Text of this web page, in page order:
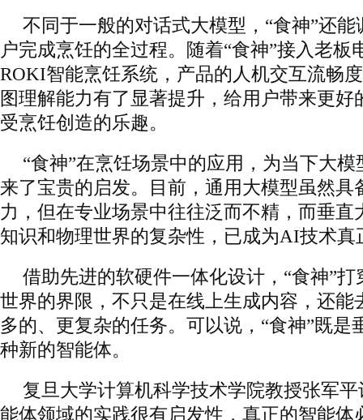
不同于一般的对话式大模型，“食神”还
户完成烹饪的全过程。随着“食神”接入老板
ROKI智能烹饪系统，产品的人机交互流畅
图理解能力有了显著提升，给用户带来更好
受烹饪创造的乐趣。
“食神”在烹饪场景中的应用，为当下大
来了宝贵的启发。目前，通用大模型虽然具
力，但在专业场景中往往泛而不精，而垂直
知识和物理世界的复杂性，已成为AI技术真
借助先进的软硬件一体化设计，“食神”
世界的界限，不只是在线上生成内容，还能
多的、更复杂的任务。可以说，“食神”既是
种新的智能体。
复旦大学计算机科学技术学院教授张军
能体领域的实践很有启发性，真正的智能体